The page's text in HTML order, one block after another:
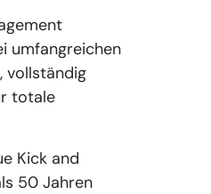
umfangreichen
vollständig
totale
Kick and
50 Jahren